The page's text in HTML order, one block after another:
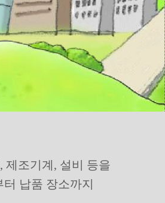
제조기계, 설비 등을
납품 장소까지